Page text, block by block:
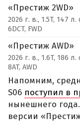
«Престиж 2WD»
2026 г. в., 1.5T, 147 л.
6DCT, FWD
«Престиж AWD»
2026 г. в., 1.6T, 186 л.
8AT, AWD
Напомним,
S06 поступил в
нынешнего
версии